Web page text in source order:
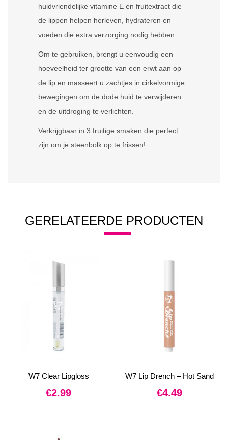
huidvriendelijke vitamine E en fruitextract die
de lippen helpen herleven, hydrateren en
voeden die extra verzorging nodig hebben.
Om te gebruiken, brengt u eenvoudig een
hoeveelheid ter grootte van een erwt aan op
de lip en masseert u zachtjes in cirkelvormige
bewegingen om de dode huid te verwijderen
en de uitdroging te verlichten.
Verkrijgbaar in 3 fruitige smaken die perfect
zijn om je steenbolk op te frissen!
GERELATEERDE PRODUCTEN
W7 Clear Lipgloss
€2.99
W7 Lip Drench – Hot Sand
€4.49